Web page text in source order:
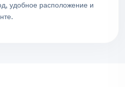
удобное расположение и